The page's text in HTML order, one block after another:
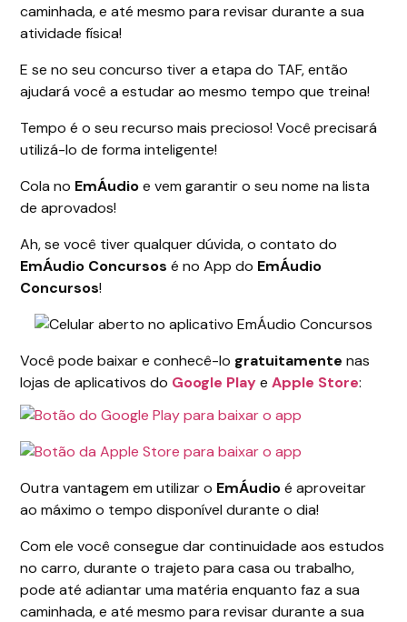
caminhada, e até mesmo para revisar durante a sua
atividade física!
E se no seu concurso tiver a etapa do TAF, então
ajudará você a estudar ao mesmo tempo que treina!
Tempo é o seu recurso mais precioso! Você precisará
utilizá-lo de forma inteligente!
Cola no EmÁudioe vem garantir o seu nome na lista
de aprovados!
Ah, se você tiver qualquer dúvida, o contato do
EmÁudio Concursos é no App do EmÁudio
Concursos!
Você pode baixar e conhecê-lo gratuitamente nas
lojas de aplicativos do Google PlayeApple Store:
Outra vantagem em utilizar o EmÁudioé aproveitar
ao máximo o tempo disponível durante o dia!
Com ele você consegue dar continuidade aos estudos
no carro, durante o trajeto para casa ou trabalho,
pode até adiantar uma matéria enquanto faz a sua
caminhada, e até mesmo para revisar durante a sua